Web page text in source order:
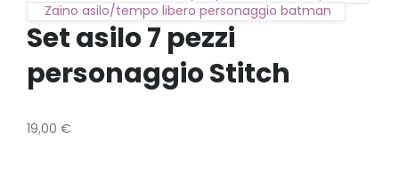
Zaino asilo/tempo libero personaggio batman
Set asilo 7 pezzi
personaggio Stitch
19,00 €